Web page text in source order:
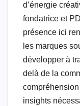
d’énergie
fondatrice et
présence ici
les marques
développer à
delà de la
insights